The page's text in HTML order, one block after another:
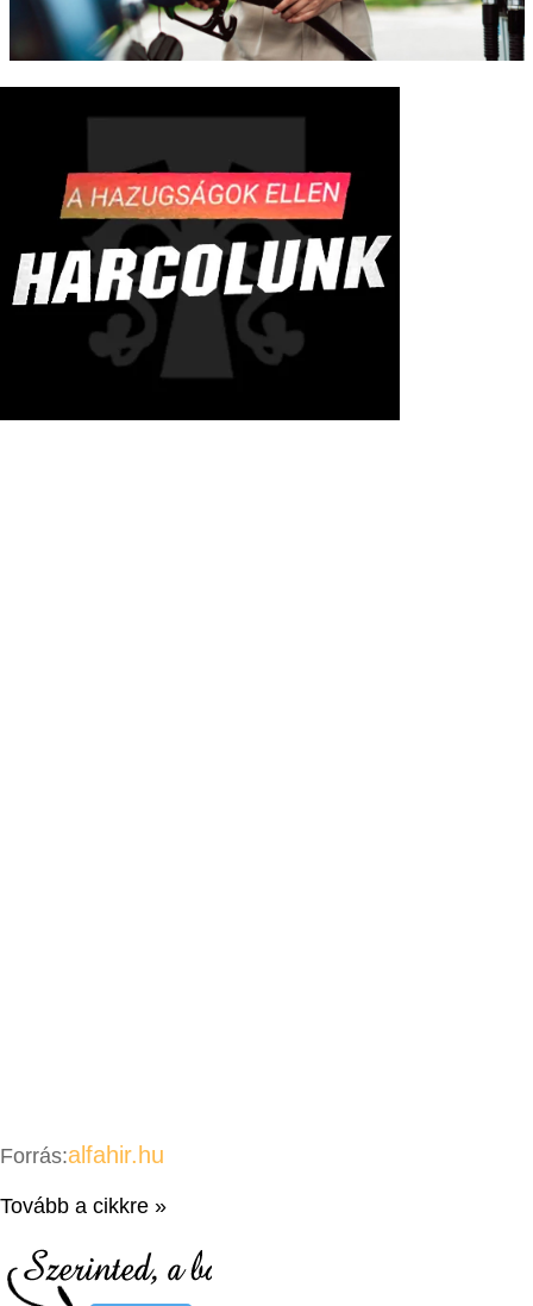
Forrás:alfahir.hu
Tovább a cikkre »